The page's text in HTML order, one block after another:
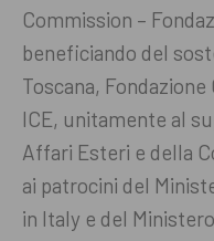
Commission –
beneficiando del
Toscana, Fondazione
ICE, unitamente al
Affari Esteri e della
ai patrocini del
in Italy e del